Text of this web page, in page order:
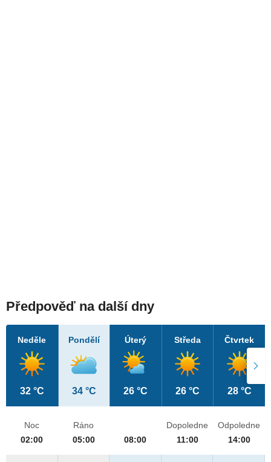
Předpověď na další dny
Neděle
32 °C
Pondělí
34 °C
Úterý
26 °C
Středa
26 °C
Čtvrtek
28 °C
Noc
02:00
Ráno
05:00
08:00
Dopoledne
11:00
Odpoledne
14:00